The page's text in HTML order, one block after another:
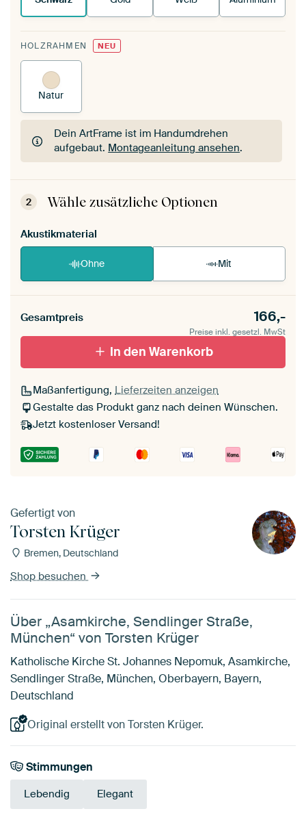
HOLZRAHMEN NEU
Natur
Dein ArtFrame ist im Handumdrehen
aufgebaut. Montageanleitung ansehen.
Dein ArtFrame ist im Handumdrehen
aufgebaut.Montageanleitung ansehen
2 Wähle zusätzliche Optionen
Akustikmaterial
Ohne Mit
Gesamtpreis 166,-
Preise inkl. gesetzl. MwSt
In den Warenkorb
Maßanfertigung, Lieferzeiten anzeigen
Gestalte das Produkt ganz nach deinen Wünschen.
Jetzt kostenloser Versand!
Gefertigt von
Torsten Krüger
Bremen, Deutschland
Shop besuchen
Über „Asamkirche, Sendlinger Straße,
München“ von Torsten Krüger
Katholische Kirche St. Johannes Nepomuk, Asamkirche,
Sendlinger Straße, München, Oberbayern, Bayern,
Deutschland
Original erstellt von Torsten Krüger.
Stimmungen
Lebendig Elegant